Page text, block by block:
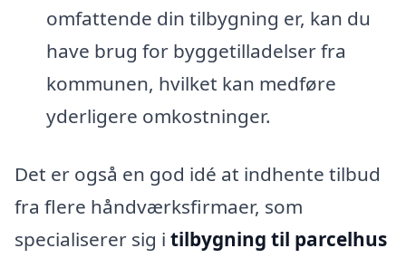
omfattende din tilbygning er, kan du
have brug for byggetilladelser fra
kommunen, hvilket kan medføre
yderligere omkostninger.
Det er også en god idé at indhente tilbud
fra flere håndværksfirmaer, som
specialiserer sig i tilbygning til parcelhus